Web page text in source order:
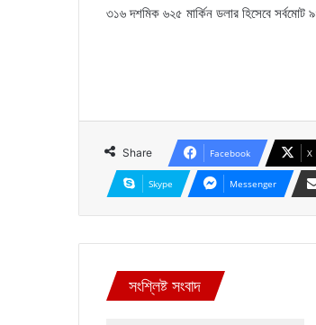
৩১৬ দশমিক ৬২৫ মার্কিন ডলার হিসেবে
Share Facebook X
Skype Messenger
সংশ্লিষ্ট সংবাদ